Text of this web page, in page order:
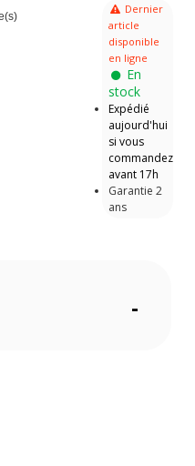
Dernier
article
disponible
en ligne
En
stock
Expédié
aujourd'hui
si vous
commandez
avant 17h
Garantie 2
ans
-